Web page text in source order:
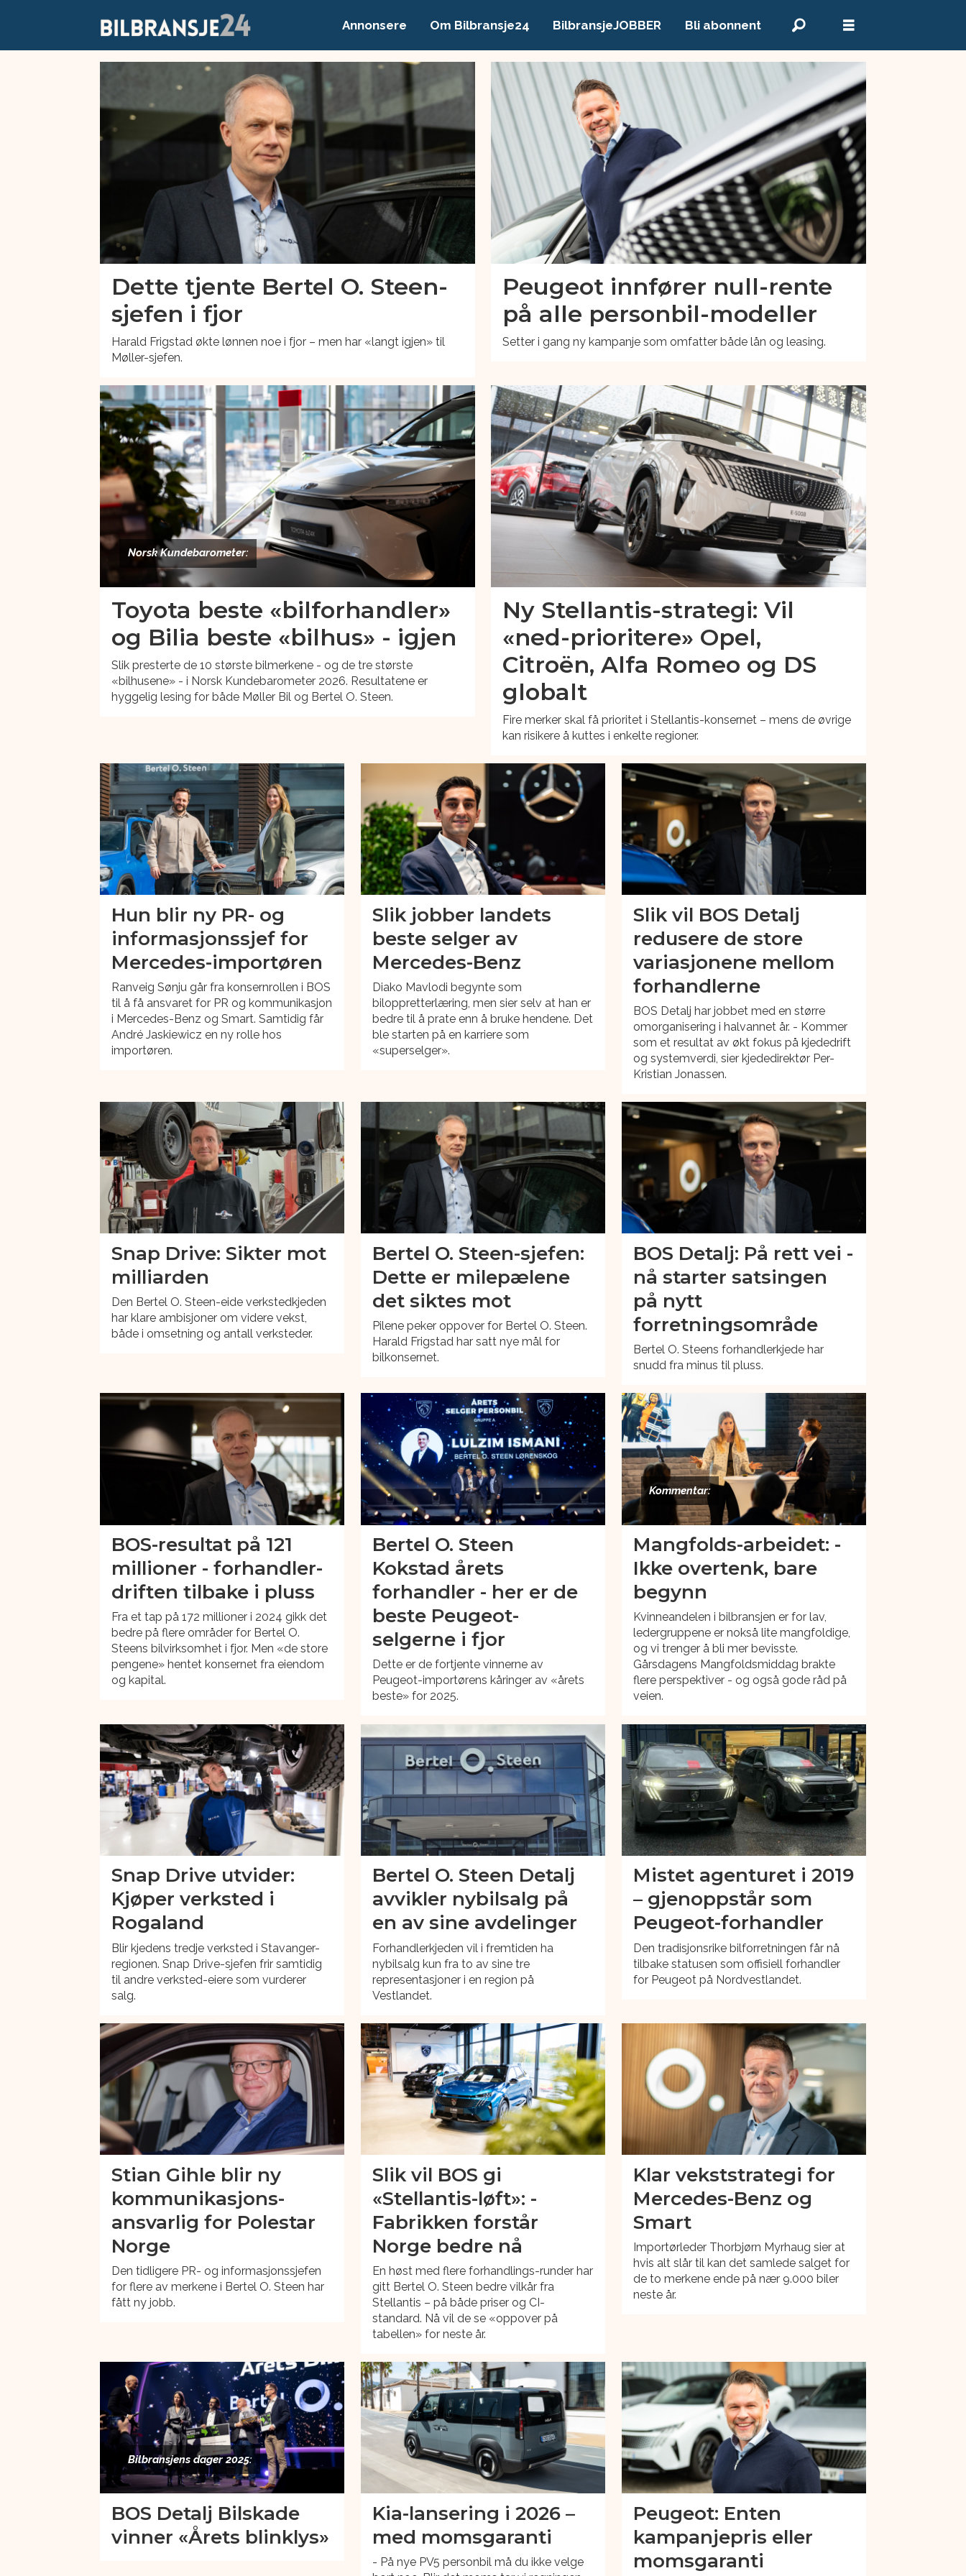
Annonsere Om Bilbransje24 BilbransjeJOBBER Bli abonnent
Dette tjente Bertel O. Steen-
sjefen i fjor
Harald Frigstad økte lønnen noe i fjor – men har «langt igjen» til
Møller-sjefen.
Peugeot innfører null-rente
på alle personbil-modeller
Setter i gang ny kampanje som omfatter både lån og leasing.
Norsk Kundebarometer:
Toyota beste «bilforhandler»
og Bilia beste «bilhus» - igjen
Slik presterte de 10 største bilmerkene - og de tre største
«bilhusene» - i Norsk Kundebarometer 2026. Resultatene er
hyggelig lesing for både Møller Bil og Bertel O. Steen.
Ny Stellantis-strategi: Vil
«ned-prioritere» Opel,
Citroën, Alfa Romeo og DS
globalt
Fire merker skal få prioritet i Stellantis-konsernet – mens de øvrige
kan risikere å kuttes i enkelte regioner.
Hun blir ny PR- og
informasjonssjef for
Mercedes-importøren
Ranveig Sønju går fra konsernrollen i BOS
til å få ansvaret for PR og kommunikasjon
i Mercedes-Benz og Smart. Samtidig får
André Jaskiewicz en ny rolle hos
importøren.
Slik jobber landets
beste selger av
Mercedes-Benz
Diako Mavlodi begynte som
biloppretterlæring, men sier selv at han er
bedre til å prate enn å bruke hendene. Det
ble starten på en karriere som
«superselger».
Slik vil BOS Detalj
redusere de store
variasjonene mellom
forhandlerne
BOS Detalj har jobbet med en større
omorganisering i halvannet år. - Kommer
som et resultat av økt fokus på kjededrift
og systemverdi, sier kjededirektør Per-
Kristian Jonassen.
Snap Drive: Sikter mot
milliarden
Den Bertel O. Steen-eide verkstedkjeden
har klare ambisjoner om videre vekst,
både i omsetning og antall verksteder.
Bertel O. Steen-sjefen:
Dette er milepælene
det siktes mot
Pilene peker oppover for Bertel O. Steen.
Harald Frigstad har satt nye mål for
bilkonsernet.
BOS Detalj: På rett vei -
nå starter satsingen
på nytt
forretningsområde
Bertel O. Steens forhandlerkjede har
snudd fra minus til pluss.
BOS-resultat på 121
millioner - forhandler-
driften tilbake i pluss
Fra et tap på 172 millioner i 2024 gikk det
bedre på flere områder for Bertel O.
Steens bilvirksomhet i fjor. Men «de store
pengene» hentet konsernet fra eiendom
og kapital.
Bertel O. Steen
Kokstad årets
forhandler - her er de
beste Peugeot-
selgerne i fjor
Dette er de fortjente vinnerne av
Peugeot-importørens kåringer av «årets
beste» for 2025.
Kommentar:
Mangfolds-arbeidet: -
Ikke overtenk, bare
begynn
Kvinneandelen i bilbransjen er for lav,
ledergruppene er nokså lite mangfoldige,
og vi trenger å bli mer bevisste.
Gårsdagens Mangfoldsmiddag brakte
flere perspektiver - og også gode råd på
veien.
Snap Drive utvider:
Kjøper verksted i
Rogaland
Blir kjedens tredje verksted i Stavanger-
regionen. Snap Drive-sjefen frir samtidig
til andre verksted-eiere som vurderer
salg.
Bertel O. Steen Detalj
avvikler nybilsalg på
en av sine avdelinger
Forhandlerkjeden vil i fremtiden ha
nybilsalg kun fra to av sine tre
representasjoner i en region på
Vestlandet.
Mistet agenturet i 2019
– gjenoppstår som
Peugeot-forhandler
Den tradisjonsrike bilforretningen får nå
tilbake statusen som offisiell forhandler
for Peugeot på Nordvestlandet.
Stian Gihle blir ny
kommunikasjons-
ansvarlig for Polestar
Norge
Den tidligere PR- og informasjonssjefen
for flere av merkene i Bertel O. Steen har
fått ny jobb.
Slik vil BOS gi
«Stellantis-løft»: -
Fabrikken forstår
Norge bedre nå
En høst med flere forhandlings-runder har
gitt Bertel O. Steen bedre vilkår fra
Stellantis – på både priser og CI-
standard. Nå vil de se «oppover på
tabellen» for neste år.
Klar vekststrategi for
Mercedes-Benz og
Smart
Importørleder Thorbjørn Myrhaug sier at
hvis alt slår til kan det samlede salget for
de to merkene ende på nær 9.000 biler
neste år.
Bilbransjens dager 2025:
BOS Detalj Bilskade
vinner «Årets blinklys»
Kia-lansering i 2026 –
med momsgaranti
- På nye PV5 personbil må du ikke velge
Peugeot: Enten
kampanjepris eller
momsgaranti